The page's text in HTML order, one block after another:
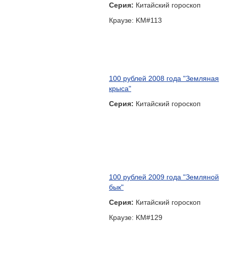
Серия: Китайский гороскоп
Краузе: KM#113
100 рублей 2008 года "Земляная
крыса"
Серия: Китайский гороскоп
100 рублей 2009 года "Земляной
бык"
Серия: Китайский гороскоп
Краузе: KM#129